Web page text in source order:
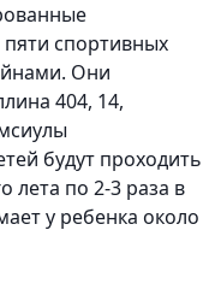
спортивных
Они
404, 14,
будут проходить
лета по 2-3 раза в
у ребенка около